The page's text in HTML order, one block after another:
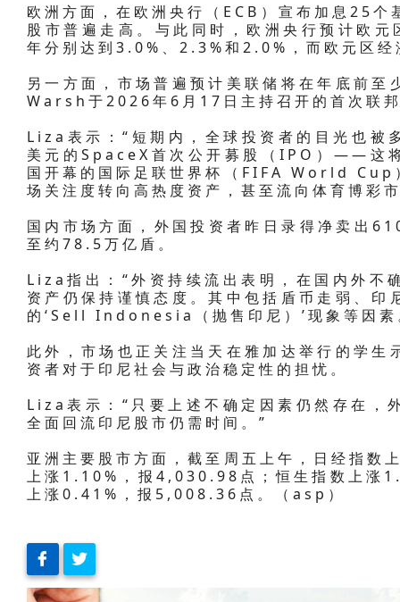
欧洲方面，在欧洲央行（ECB）宣布加息25
股市普遍走高。与此同时，欧洲央行预计欧
年分别达到3.0%、2.3%和2.0%，而欧元区
另一方面，市场普遍预计美联储将在年底前
Warsh于2026年6月17日主持召开的首次联
Liza表示：“短期内，全球投资者的目光也被
美元的SpaceX首次公开募股（IPO）——这
国开幕的国际足联世界杯（FIFA World Cup
场关注度转向高热度资产，甚至流向体育博彩
国内市场方面，外国投资者昨日录得净卖出
至约78.5万亿盾。
Liza指出：“外资持续流出表明，在国内外不
资产仍保持谨慎态度。其中包括盾币走弱、
的‘Sell Indonesia（抛售印尼）’现象等因素
此外，市场也正关注当天在雅加达举行的学
资者对于印尼社会与政治稳定性的担忧。
Liza表示：“只要上述不确定因素仍然存在，
全面回流印尼股市仍需时间。”
亚洲主要股市方面，截至周五上午，日经指
上涨1.10%，报4,030.98点；恒生指数上涨
上涨0.41%，报5,008.36点。（asp）